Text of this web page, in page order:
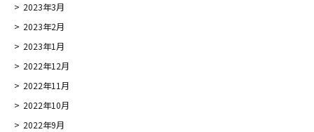
2023年3月
2023年2月
2023年1月
2022年12月
2022年11月
2022年10月
2022年9月